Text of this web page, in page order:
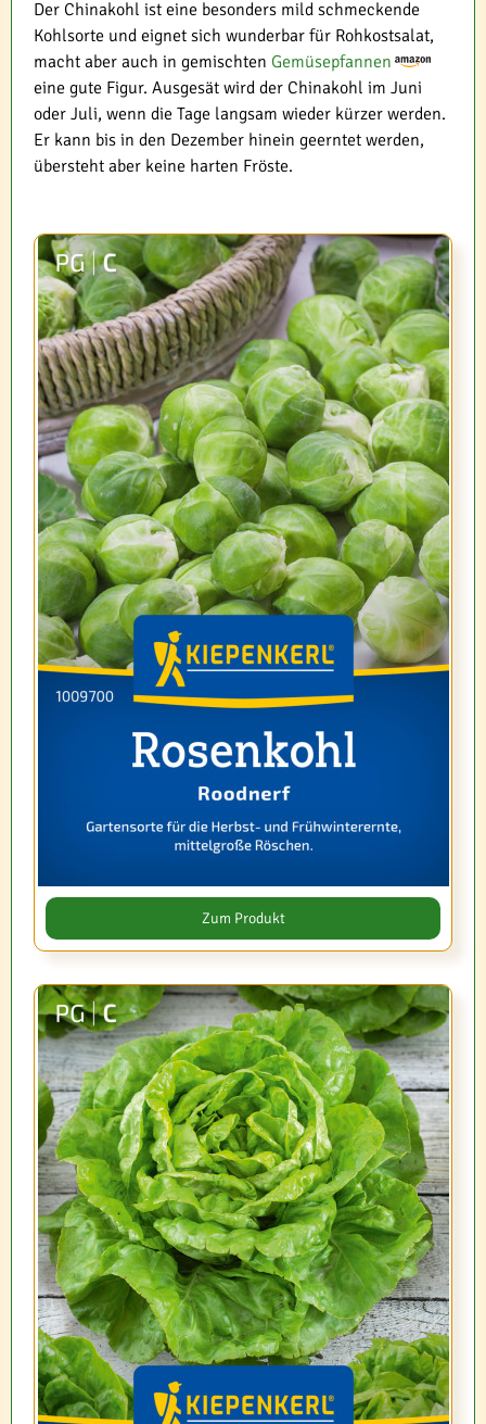
Der Chinakohl ist eine besonders mild schmeckende
Kohlsorte und eignet sich wunderbar für Rohkostsalat,
macht aber auch in gemischten Gemüsepfannen
eine gute Figur. Ausgesät wird der Chinakohl im Juni
oder Juli, wenn die Tage langsam wieder kürzer werden.
Er kann bis in den Dezember hinein geerntet werden,
übersteht aber keine harten Fröste.
Zum Produkt